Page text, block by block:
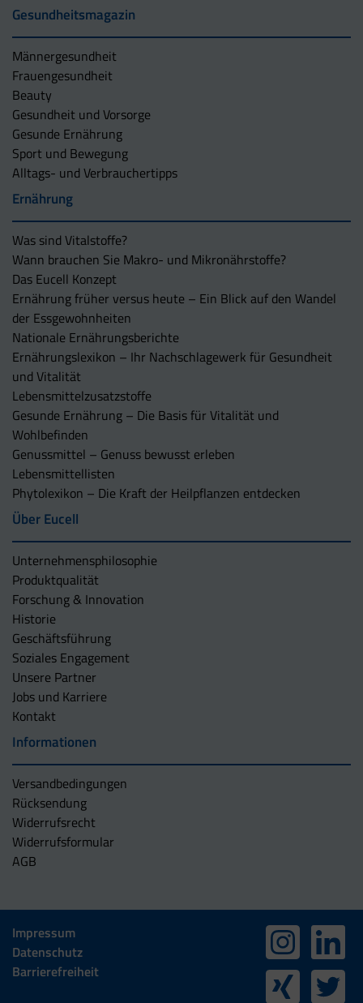
Gesundheitsmagazin
Männergesundheit
Frauengesundheit
Beauty
Gesundheit und Vorsorge
Gesunde Ernährung
Sport und Bewegung
Alltags- und Verbrauchertipps
Ernährung
Was sind Vitalstoffe?
Wann brauchen Sie Makro- und Mikronährstoffe?
Das Eucell Konzept
Ernährung früher versus heute – Ein Blick auf den Wandel
der Essgewohnheiten
Nationale Ernährungsberichte
Ernährungslexikon – Ihr Nachschlagewerk für Gesundheit
und Vitalität
Lebensmittelzusatzstoffe
Gesunde Ernährung – Die Basis für Vitalität und
Wohlbefinden
Genussmittel – Genuss bewusst erleben
Lebensmittellisten
Phytolexikon – Die Kraft der Heilpflanzen entdecken
Über Eucell
Unternehmens­philosophie
Produktqualität
Forschung & Innovation
Historie
Geschäftsführung
Soziales Engagement
Unsere Partner
Jobs und Karriere
Kontakt
Informationen
Versandbedingungen
Rücksendung
Widerrufsrecht
Widerrufsformular
AGB
Impressum
Datenschutz
Barrierefreiheit